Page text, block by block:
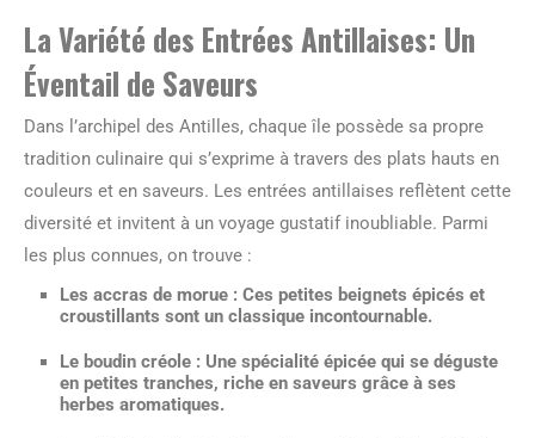
La Variété des Entrées Antillaises: Un
Éventail de Saveurs
Dans l’archipel des Antilles, chaque île possède sa propre
tradition culinaire qui s’exprime à travers des plats hauts en
couleurs et en saveurs. Les entrées antillaises reflètent cette
diversité et invitent à un voyage gustatif inoubliable. Parmi
les plus connues, on trouve :
Les accras de morue : Ces petites beignets épicés et
croustillants sont un classique incontournable.
Le boudin créole : Une spécialité épicée qui se déguste
en petites tranches, riche en saveurs grâce à ses
herbes aromatiques.